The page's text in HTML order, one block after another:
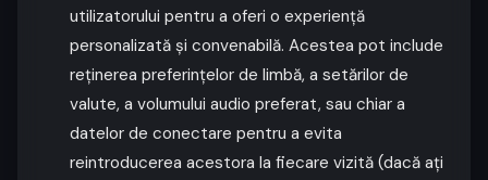
utilizatorului pentru a oferi o experiență
personalizată și convenabilă. Acestea pot include
reținerea preferințelor de limbă, a setărilor de
valute, a volumului audio preferat, sau chiar a
datelor de conectare pentru a evita
reintroducerea acestora la fiecare vizită (dacă ați